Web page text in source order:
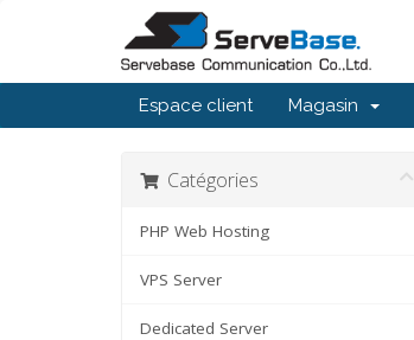
Espace client Magasin
Catégories
PHP Web Hosting
VPS Server
Dedicated Server